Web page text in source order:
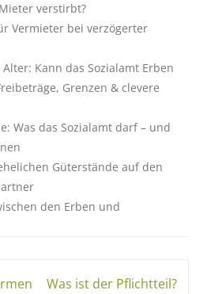
verstirbt?
Vermieter bei verzögerter
Kann das Sozialamt Erben
Grenzen & clevere
Was das Sozialamt darf – und
Güterstände auf den
den Erben und
Was ist der Pflichtteil?